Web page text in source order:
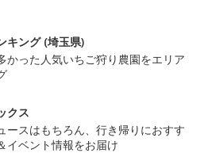
キング (埼玉県)
かった人気いちご狩り農園をエリア
クス
ースはもちろん、行き帰りにおすす
イベント情報をお届け